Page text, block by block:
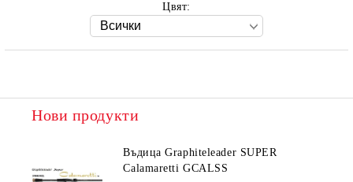
Цвят:
Нови продукти
Въдица Graphiteleader SUPER
Calamaretti GCALSS